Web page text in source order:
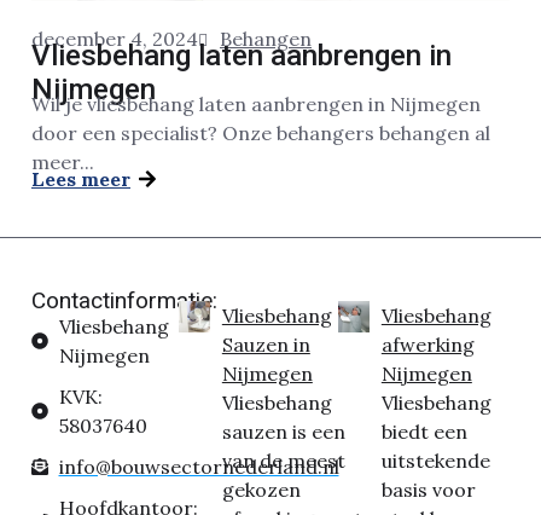
december 4, 2024 Behangen
Vliesbehang laten aanbrengen in
Nijmegen
Wil je vliesbehang laten aanbrengen in Nijmegen
door een specialist? Onze behangers behangen al
meer...
Lees meer
Contactinformatie:
Vliesbehang
Nijmegen
KVK:
58037640
info@bouwsectornederland.nl
Hoofdkantoor:
Vliesbehang
Sauzen in
Nijmegen
Vliesbehang
sauzen is een
van de meest
gekozen
Vliesbehang
afwerking
Nijmegen
Vliesbehang
biedt een
uitstekende
basis voor